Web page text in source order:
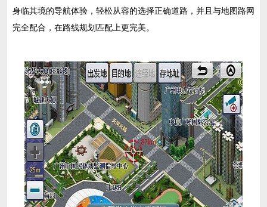
身临其境的导航体验，轻松从容的选择正确道路，并且与地图路网
完全配合，在路线规划匹配上更完美。